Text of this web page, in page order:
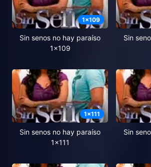
1x109
Sin senos no hay paraíso
1x109
Sin
1x111
Sin senos no hay paraíso
1x111
Sin